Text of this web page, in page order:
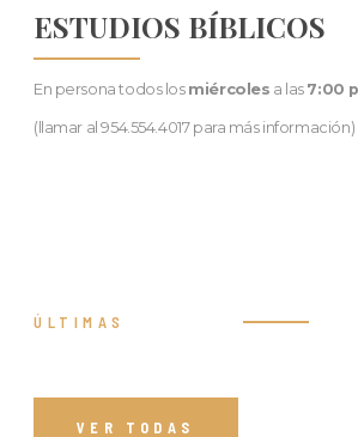
ESTUDIOS BÍBLICOS
En persona todos los miércoles a las 7:00
(llamar al 954.554.4017 para más información)
ÚLTIMAS
VER TODAS